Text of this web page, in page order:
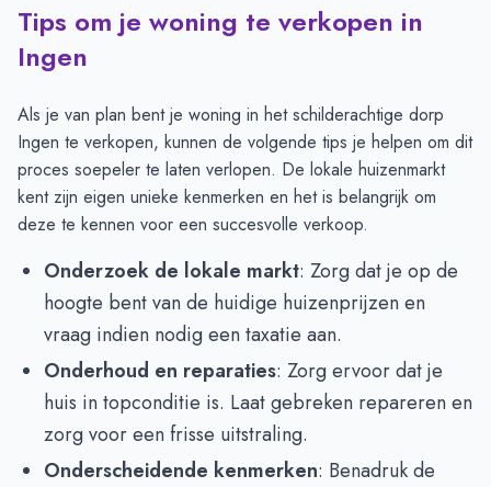
Tips om je woning te verkopen in
Ingen
Als je van plan bent je woning in het schilderachtige dorp
Ingen te verkopen, kunnen de volgende tips je helpen om dit
proces soepeler te laten verlopen. De lokale huizenmarkt
kent zijn eigen unieke kenmerken en het is belangrijk om
deze te kennen voor een succesvolle verkoop.
Onderzoek de lokale markt: Zorg dat je op de
hoogte bent van de huidige huizenprijzen en
vraag indien nodig een taxatie aan.
Onderhoud en reparaties: Zorg ervoor dat je
huis in topconditie is. Laat gebreken repareren en
zorg voor een frisse uitstraling.
Onderscheidende kenmerken: Benadruk de